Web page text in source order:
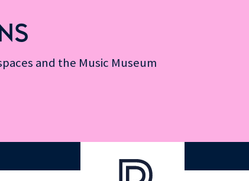
and the Music Museum